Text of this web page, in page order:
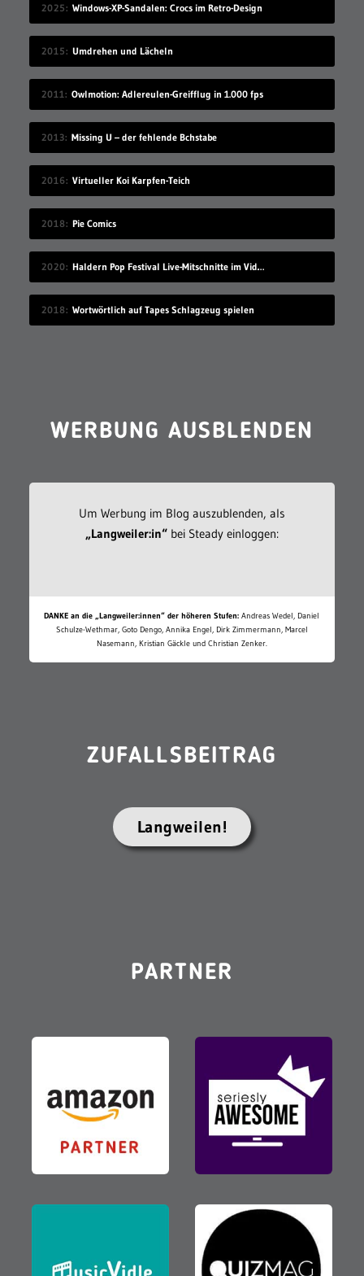
2025 Windows-XP-Sandalen: Crocs im Retro-Design
2015 Umdrehen und Lächeln
2011 Owlmotion: Adlereulen-Greifflug in 1.000 fps
2013 Missing U – der fehlende Bchstabe
2016 Virtueller Koi Karpfen-Teich
2018 Pie Comics
2020 Haldern Pop Festival Live-Mitschnitte im Videostream (2008-2019)
2018 Wortwörtlich auf Tapes Schlagzeug spielen
WERBUNG AUSBLENDEN
Um Werbung im Blog auszublenden, als
„Langweiler:in“bei Steady einloggen:
DANKE an die „Langweiler:innen“ der höheren Stufen: Andreas Wedel, Daniel
Schulze-Wethmar, Goto Dengo, Annika Engel, Dirk Zimmermann, Marcel
Nasemann, Kristian Gäckle und Christian Zenker.
ZUFALLSBEITRAG
Langweilen!
PARTNER